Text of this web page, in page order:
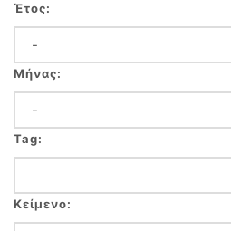
Έτος:
Μήνας:
Tag:
Κείμενο: